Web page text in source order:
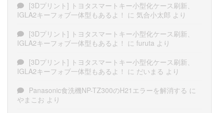
[3Dプリント] トヨタスマートキー小型化ケース刷新、
IGLA2キーフォブ一体型もあるよ！ に 気合小太郎 より
[3Dプリント] トヨタスマートキー小型化ケース刷新、
IGLA2キーフォブ一体型もあるよ！ に furuta より
[3Dプリント] トヨタスマートキー小型化ケース刷新、
IGLA2キーフォブ一体型もあるよ！ に だいまる より
Panasonic食洗機NP-TZ300のH21エラーを解消する に
やまこお より